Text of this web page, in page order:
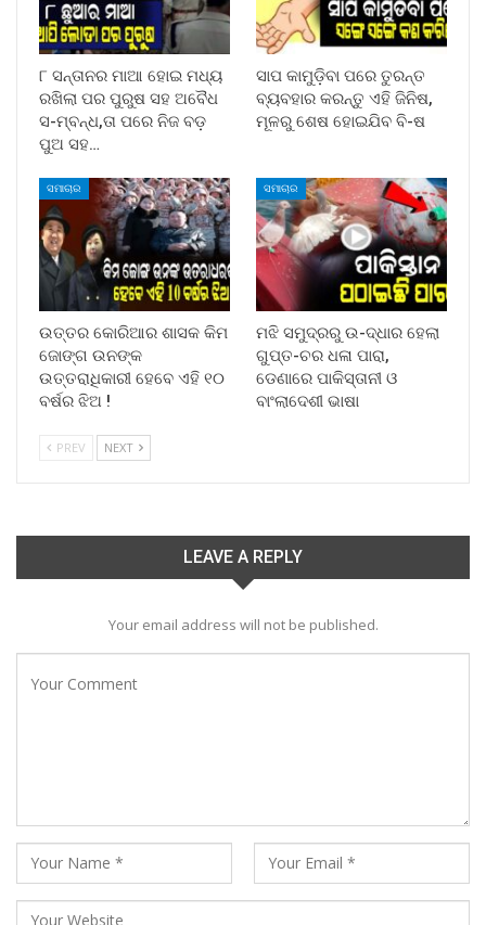
୮ ସନ୍ତାନର ମାଆ ହୋଇ ମଧ୍ୟ
ରଖିଲା ପର ପୁରୁଷ ସହ ଅବୈଧ
ସ-ମ୍ବନ୍ଧ,ତା ପରେ ନିଜ ବଡ଼
ପୁଅ ସହ…
ସାପ କାମୁଡ଼ିବା ପରେ ତୁରନ୍ତ
ବ୍ୟବହାର କରନ୍ତୁ ଏହି ଜିନିଷ,
ମୂଳରୁ ଶେଷ ହୋଇଯିବ ବି-ଷ
ସମାଚାର
ଉତ୍ତର କୋରିଆର ଶାସକ କିମ
ଜୋଙ୍ଗ ଉନଙ୍କ
ଉତ୍ତରାଧିକାରୀ ହେବେ ଏହି ୧୦
ବର୍ଷର ଝିଅ !
ସମାଚାର
ମଝି ସମୁଦ୍ରରୁ ଉ-ଦ୍ଧାର ହେଲା
ଗୁପ୍ତ-ଚର ଧଳା ପାରା,
ଡେଣାରେ ପାକିସ୍ତାନୀ ଓ
ବାଂଲାଦେଶୀ ଭାଷା
PREV NEXT
LEAVE A REPLY
Your email address will not be published.